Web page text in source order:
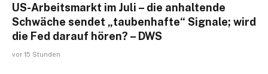
US-Arbeitsmarkt im Juli – die anhaltende
Schwäche sendet „taubenhafte“ Signale; wird
die Fed darauf hören? – DWS
vor 15 Stunden